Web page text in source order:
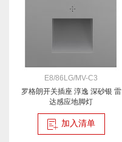
E8/86LG/MV-C3
罗格朗开关插座 淳逸 深砂银 雷
达感应地脚灯
加入清单